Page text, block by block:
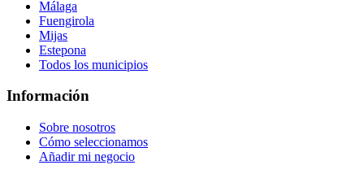
Málaga
Fuengirola
Mijas
Estepona
Todos los municipios
Información
Sobre nosotros
Cómo seleccionamos
Añadir mi negocio